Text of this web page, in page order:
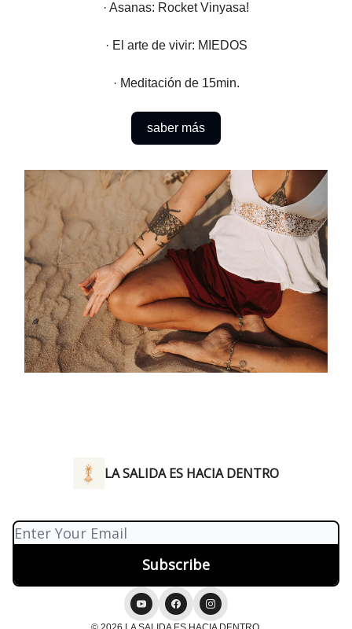
· Asanas: Rocket Vinyasa!
· El arte de vivir: MIEDOS
· Meditación de 15min.
saber más
LA SALIDA ES HACIA DENTRO